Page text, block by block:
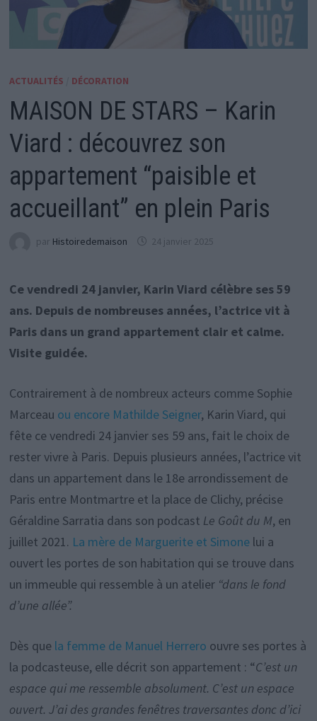
ACTUALITÉS DÉCORATION
MAISON DE STARS – Karin
Viard : découvrez son
appartement “paisible et
accueillant” en plein Paris
par Histoiredemaison 24 janvier 2025
Ce vendredi 24 janvier, Karin Viard célèbre ses 59
ans. Depuis de nombreuses années, l’actrice vit à
Paris dans un grand appartement clair et calme.
Visite guidée.
Contrairement à de nombreux acteurs comme Sophie
Marceau ou encore Mathilde Seigner, Karin Viard, qui
fête ce vendredi 24 janvier ses 59 ans, fait le choix de
rester vivre à Paris. Depuis plusieurs années, l’actrice vit
dans un appartement dans le 18e arrondissement de
Paris entre Montmartre et la place de Clichy, précise
Géraldine Sarratia dans son podcast Le Goût du M, en
juillet 2021. La mère de Marguerite et Simonelui a
ouvert les portes de son habitation qui se trouve dans
un immeuble qui ressemble à un atelier “dans le fond
d’une allée”.
Dès que la femme de Manuel Herrero ouvre ses portes à
la podcasteuse, elle décrit son appartement : “C’est un
espace qui me ressemble absolument. C’est un espace
ouvert. J’ai des grandes fenêtres traversantes donc d’ici